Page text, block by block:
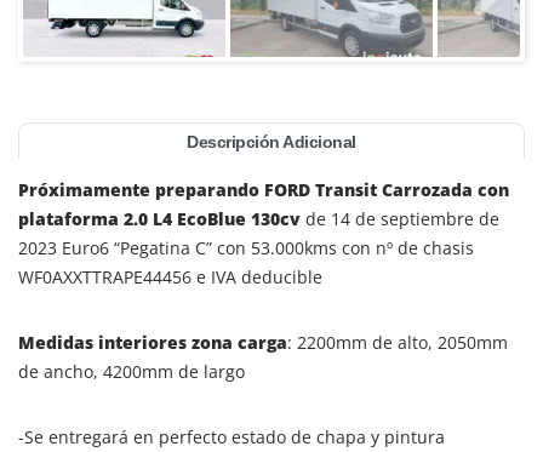
Descripción Adicional
Próximamente preparando FORD Transit Carrozada con
plataforma 2.0 L4 EcoBlue 130cv de 14 de septiembre de
2023 Euro6 “Pegatina C” con 53.000kms con nº de chasis
WF0AXXTTRAPE44456 e IVA deducible
Medidas interiores zona carga: 2200mm de alto, 2050mm
de ancho, 4200mm de largo
-Se entregará en perfecto estado de chapa y pintura